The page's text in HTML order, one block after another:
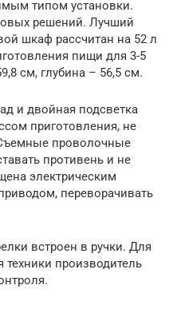
типом установки.
решений. Лучший
шкаф рассчитан на 52 л
пищи для 3-5
см, глубина – 56,5 см.
и двойная подсветка
приготовления, не
проволочные
противень и не
электрическим
переворачивать
встроен в ручки. Для
производитель